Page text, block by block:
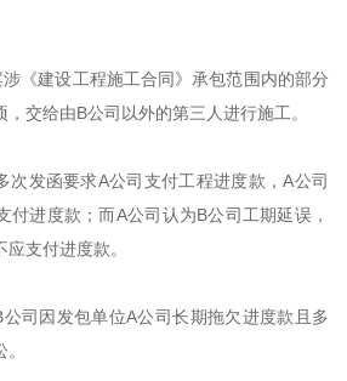
《建设工程施工合同》承包范围内的部分
交给由B公司以外的第三人进行施工。
次发函要求A公司支付工程进度款，A公司
付进度款；而A公司认为B公司工期延误，
支付进度款。
司因发包单位A公司长期拖欠进度款且多